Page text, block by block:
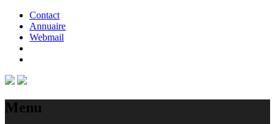
Contact
Annuaire
Webmail
Menu